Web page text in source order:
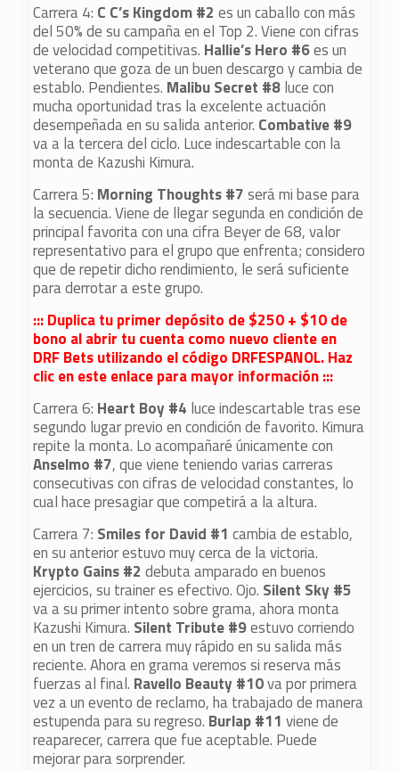
Carrera 4: C C’s Kingdom #2 es un caballo con más
del 50% de su campaña en el Top 2. Viene con cifras
de velocidad competitivas. Hallie’s Hero #6es un
veterano que goza de un buen descargo y cambia de
establo. Pendientes. Malibu Secret #8luce con
mucha oportunidad tras la excelente actuación
desempeñada en su salida anterior. Combative #9
va a la tercera del ciclo. Luce indescartable con la
monta de Kazushi Kimura.
Carrera 5: Morning Thoughts #7será mi base para
la secuencia. Viene de llegar segunda en condición de
principal favorita con una cifra Beyer de 68, valor
representativo para el grupo que enfrenta; considero
que de repetir dicho rendimiento, le será suficiente
para derrotar a este grupo.
::: Duplica tu primer depósito de $250 + $10 de
bono al abrir tu cuenta como nuevo cliente en
DRF Bets utilizando el código DRFESPANOL. Haz
clic en este enlace para mayor información :::
Carrera 6: Heart Boy #4 luce indescartable tras ese
segundo lugar previo en condición de favorito. Kimura
repite la monta. Lo acompañaré únicamente con
Anselmo #7, que viene teniendo varias carreras
consecutivas con cifras de velocidad constantes, lo
cual hace presagiar que competirá a la altura.
Carrera 7: Smiles for David #1cambia de establo,
en su anterior estuvo muy cerca de la victoria.
Krypto Gains #2 debuta amparado en buenos
ejercicios, su trainer es efectivo. Ojo. Silent Sky #5
va a su primer intento sobre grama, ahora monta
Kazushi Kimura. Silent Tribute #9estuvo corriendo
en un tren de carrera muy rápido en su salida más
reciente. Ahora en grama veremos si reserva más
fuerzas al final. Ravello Beauty #10va por primera
vez a un evento de reclamo, ha trabajado de manera
estupenda para su regreso. Burlap #11 viene de
reaparecer, carrera que fue aceptable. Puede
mejorar para sorprender.